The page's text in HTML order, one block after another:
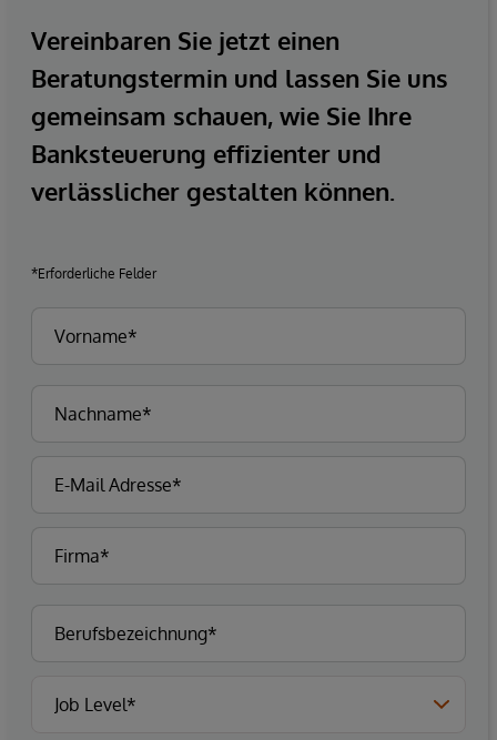
Vereinbaren Sie jetzt einen
Beratungstermin und lassen Sie uns
gemeinsam schauen, wie Sie Ihre
Banksteuerung effizienter und
verlässlicher gestalten können.
*Erforderliche Felder